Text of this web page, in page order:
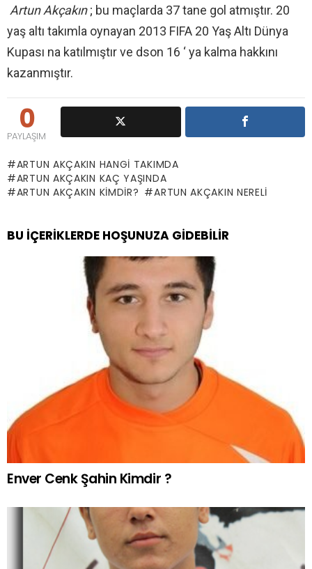
Artun Akçakın; bu maçlarda 37 tane gol atmıştır. 20
yaş altı takımla oynayan 2013 FIFA 20 Yaş Altı Dünya
Kupası na katılmıştır ve dson 16 ‘ ya kalma hakkını
kazanmıştır.
0
PAYLAŞIM
ARTUN AKÇAKIN HANGI TAKIMDA
ARTUN AKÇAKIN KAÇ YAŞINDA
ARTUN AKÇAKIN KIMDIR?
ARTUN AKÇAKIN NERELI
BU İÇERIKLERDE HOŞUNUZA GIDEBILIR
Enver Cenk Şahin Kimdir ?